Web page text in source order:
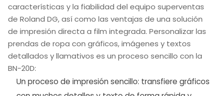
características y la fiabilidad del equipo superventas
de Roland DG, así como las ventajas de una solución
de impresión directa a film integrada. Personalizar las
prendas de ropa con gráficos, imágenes y textos
detallados y llamativos es un proceso sencillo con la
BN-20D:
Un proceso de impresión sencillo: transfiere gráficos